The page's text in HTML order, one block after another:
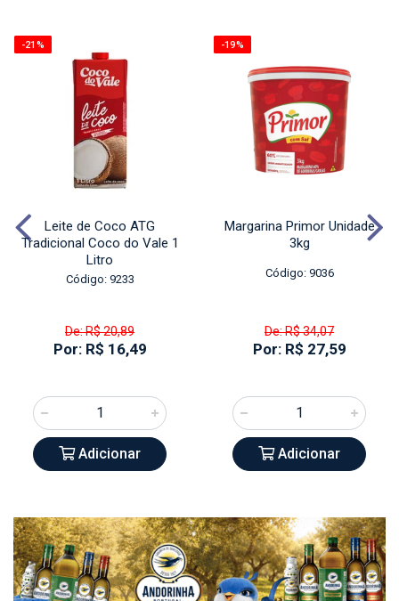
-21%
Leite de Coco ATG
Tradicional Coco do Vale 1
Litro
Código: 9233
De: R$ 20,89
Por: R$ 16,49
Adicionar
-19%
Margarina Primor Unidade
3kg
Código: 9036
De: R$ 34,07
Por: R$ 27,59
Adicionar